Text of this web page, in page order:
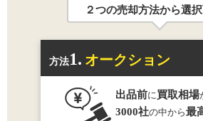
２つの売却方法から選択
方法1. オークション
出品前に買取相場
3000社の中から最